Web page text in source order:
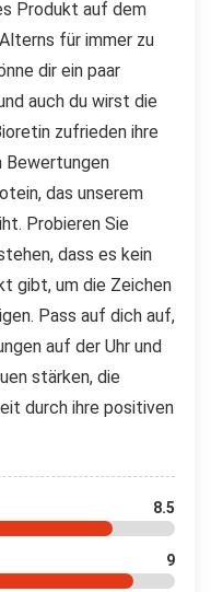
Produkt auf dem
für immer zu
dir ein paar
auch du wirst die
zufrieden ihre
Bewertungen
das unserem
Probieren Sie
dass es kein
gibt, um die Zeichen
Pass auf dich auf,
auf der Uhr und
stärken, die
durch ihre positiven
8.5
9